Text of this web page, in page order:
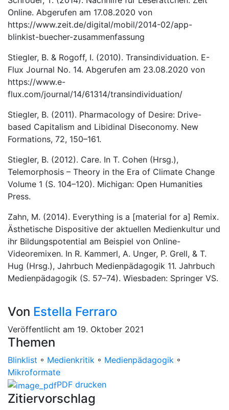
Online. Abgerufen am 17.08.2020 von
https://www.zeit.de/digital/mobil/2014-02/app-
blinkist-buecher-zusammenfassung
Stiegler, B. & Rogoff, I. (2010). Transindividuation. E-
Flux Journal No. 14. Abgerufen am 23.08.2020 von
https://www.e-
flux.com/journal/14/61314/transindividuation/
Stiegler, B. (2011). Pharmacology of Desire: Drive-
based Capitalism and Libidinal Diseconomy. New
Formations, 72, 150–161.
Stiegler, B. (2012). Care. In T. Cohen (Hrsg.),
Telemorphosis – Theory in the Era of Climate Change
Volume 1 (S. 104–120). Michigan: Open Humanities
Press.
Zahn, M. (2014). Everything is a [material for a] Remix.
Ästhetische Dispositive der aktuellen Medienkultur und
ihr Bildungspotential am Beispiel von Online-
Videoremixen. In R. Kammerl, A. Unger, P. Grell, & T.
Hug (Hrsg.), Jahrbuch Medienpädagogik 11. Jahrbuch
Medienpädagogik (S. 57–74). Wiesbaden: Springer VS.
Von Estella Ferraro
Veröffentlicht am 19. Oktober 2021
Themen
Blinklist ◦ Medienkritik ◦ Medienpädagogik ◦
Mikroformate
PDF drucken
Zitiervorschlag